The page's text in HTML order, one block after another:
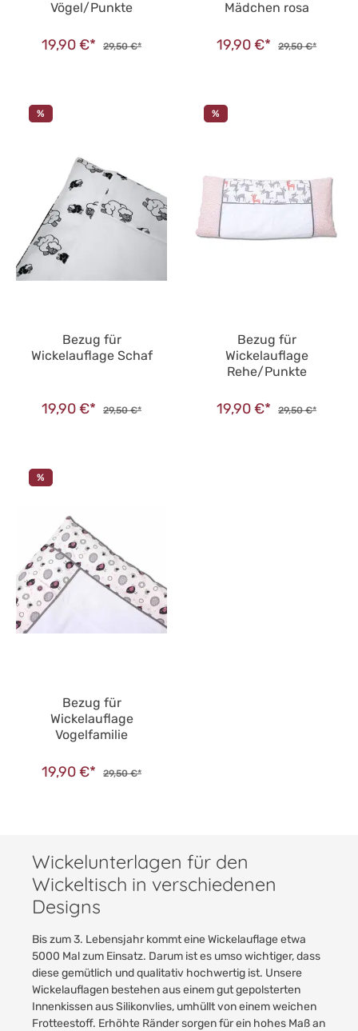
Vögel/Punkte
19,90 €* 29,50 €*
Mädchen rosa
19,90 €* 29,50 €*
%
Bezug für
Wickelauflage Schaf
19,90 €* 29,50 €*
%
Bezug für
Wickelauflage
Rehe/Punkte
19,90 €* 29,50 €*
%
Bezug für
Wickelauflage
Vogelfamilie
19,90 €* 29,50 €*
Wickelunterlagen für den
Wickeltisch in verschiedenen
Designs
Bis zum 3. Lebensjahr kommt eine Wickelauflage etwa
5000 Mal zum Einsatz. Darum ist es umso wichtiger, dass
diese gemütlich und qualitativ hochwertig ist. Unsere
Wickelauflagen bestehen aus einem gut gepolsterten
Innenkissen aus Silikonvlies, umhüllt von einem weichen
Frotteestoff. Erhöhte Ränder sorgen für ein hohes Maß an